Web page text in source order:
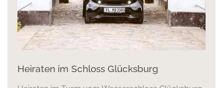
Heiraten im Schloss Glücksburg